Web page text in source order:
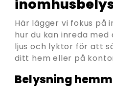
Här lägger vi fokus på
hur du kan inreda
ljus och lyktor för att
ditt hem eller på
Belysning